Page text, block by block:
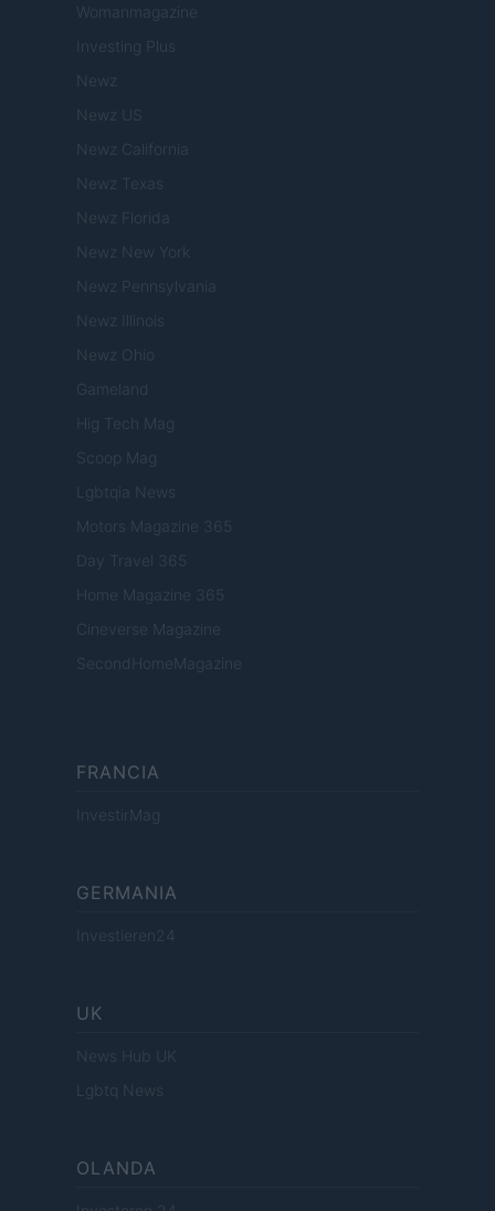
Womanmagazine
Investing Plus
Newz
Newz US
Newz California
Newz Texas
Newz Florida
Newz New York
Newz Pennsylvania
Newz Illinois
Newz Ohio
Gameland
Hig Tech Mag
Scoop Mag
Lgbtqia News
Motors Magazine 365
Day Travel 365
Home Magazine 365
Cineverse Magazine
SecondHomeMagazine
FRANCIA
InvestirMag
GERMANIA
Investieren24
UK
News Hub UK
Lgbtq News
OLANDA